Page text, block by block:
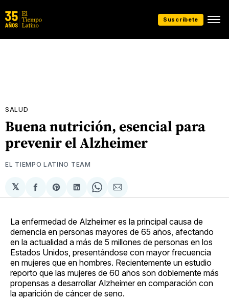
Suscríbete
SALUD
Buena nutrición, esencial para
prevenir el Alzheimer
EL TIEMPO LATINO TEAM
𝕏
Compartir
en
Share
on
Compartir
en
Share
on
Compartir
via
La enfermedad de Alzheimer es la principal causa de
demencia en personas mayores de 65 años, afectando
en la actualidad a más de 5 millones de personas en los
Estados Unidos, presentándose con mayor frecuencia
en mujeres que en hombres. Recientemente un estudio
reporto que las mujeres de 60 años son doblemente más
propensas a desarrollar Alzheimer en comparación con
la aparición de cáncer de seno.